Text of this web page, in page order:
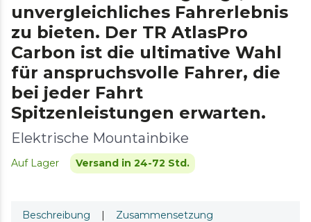
unvergleichliches Fahrerlebnis
zu bieten. Der TR AtlasPro
Carbon ist die ultimative Wahl
für anspruchsvolle Fahrer, die
bei jeder Fahrt
Spitzenleistungen erwarten.
Elektrische Mountainbike
Auf Lager Versand in 24-72 Std.
Beschreibung | Zusammensetzung